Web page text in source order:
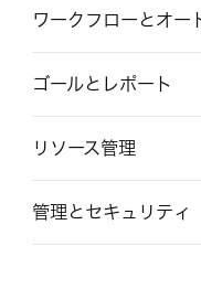
チームは共通認識を
きます。
プロジェクトマネジメ
ワークフローとオー
ゴールとレポート
リソース管理
管理とセキュリティ